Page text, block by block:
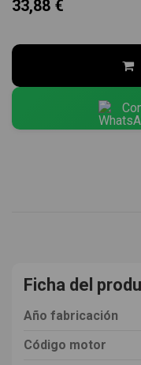
33,88 €
Ficha del
Año fabricación
Código motor